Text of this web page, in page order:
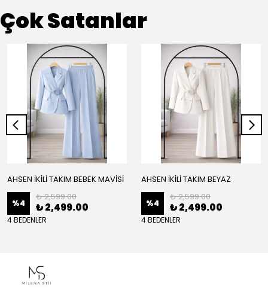
Çok Satanlar
AHSEN İKİLİ TAKIM BEBEK MAVİSİ
%4
₺ 2,599.00
₺ 2,499.00
4 BEDENLER
AHSEN İKİLİ TAKIM BEYAZ
%4
₺ 2,599.00
₺ 2,499.00
4 BEDENLER